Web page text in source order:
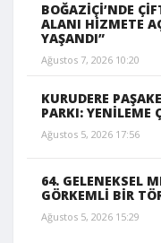
BOĞAZİÇİ’NDE
ALANI HİZMETE
YAŞANDI”
Ağustos 7, 2026 10:20
KURUDERE
PARKI: YENİLEME
Ağustos 5, 2026 17:56
64. GELENEKSEL
GÖRKEMLİ BİR
Ağustos 5, 2026 15:29